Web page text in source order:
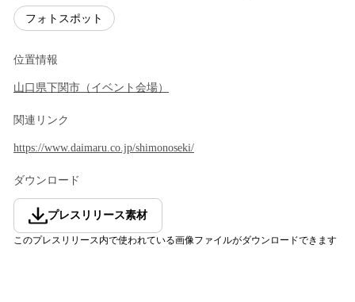
フォトスポット
位置情報
山口県下関市 （ イベント会場）
関連リンク
https://www.daimaru.co.jp/shimonoseki/
ダウンロード
プレスリリース素材
このプレスリリース内で使われている画像ファイルがダウンロードできます